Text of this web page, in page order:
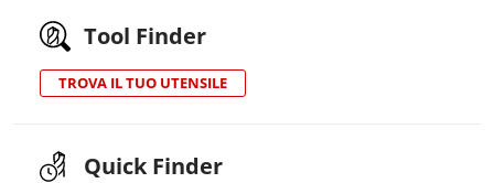
Tool Finder
TROVA IL TUO UTENSILE
Quick Finder